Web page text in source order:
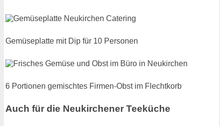
Gemüseplatte mit Dip für 10 Personen
6 Portionen gemischtes Firmen-Obst im Flechtkorb
Auch für die Neukirchener Teeküche